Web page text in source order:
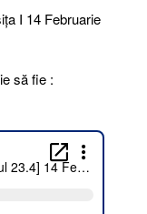
I 14 Februarie
să fie :